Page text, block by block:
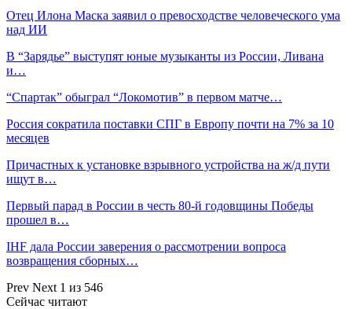
Отец Илона Маска заявил о превосходстве человеческого ума
над ИИ
В “Зарядье” выступят юные музыканты из России, Ливана
и…
“Спартак” обыграл “Локомотив” в первом матче…
Россия сократила поставки СПГ в Европу почти на 7% за 10
месяцев
Причастных к установке взрывного устройства на ж/д пути
ищут в…
Первый парад в России в честь 80-й годовщины Победы
прошел в…
IHF дала России заверения о рассмотрении вопроса
возвращения сборных…
Prev Next 1 из 546
Сейчас читают